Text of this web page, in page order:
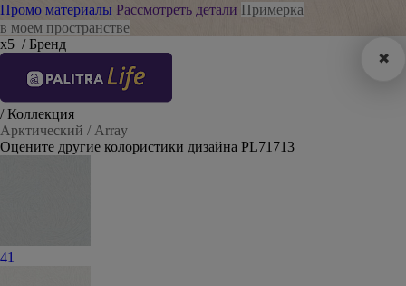
Промо материалы Рассмотреть детали Примерка
в моем пространстве
х5
✖
/ Бренд
/ Коллекция
Арктический / Array
Оцените другие колористики дизайна PL71713
41